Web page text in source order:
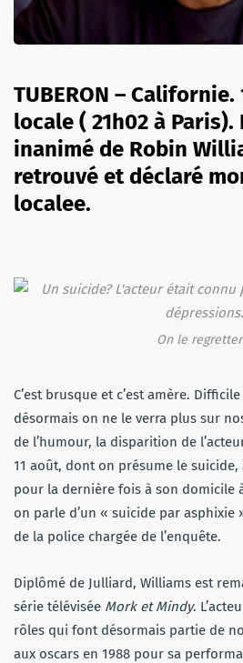
TUBERON – Californie.
locale ( 21h02 à Paris).
inanimé de Robin
retrouvé et déclaré
localee.
On le
C’est brusque et c’est amère.
désormais on ne le verra plus sur
de l’humour, la disparition de
11 août, dont on présume le suicide,
pour la dernière fois à son domicile
on parle d’un « suicide par asphixie
de la police chargée de l’enquête.
Diplômé de Julliard, Williams est
série télévisée Mork et Mindy.
rôles qui font désormais partie de
aux oscars en 1988 pour sa